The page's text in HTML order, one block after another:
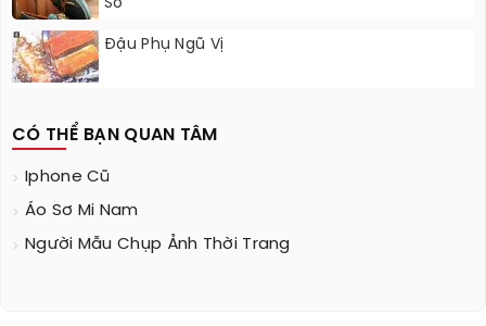
Sở
Đậu Phụ Ngũ Vị
CÓ THỂ BẠN QUAN TÂM
Iphone Cũ
Áo Sơ Mi Nam
Người Mẫu Chụp Ảnh Thời Trang